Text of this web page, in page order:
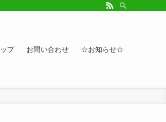
相談など。カレンダーへのイベント情報や講座登録もど
プ お問い合わせ ☆お知らせ☆